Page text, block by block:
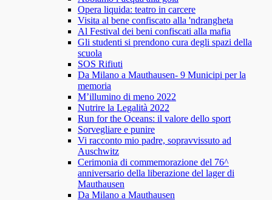
Opera liquida: teatro in carcere
Visita al bene confiscato alla 'ndrangheta
Al Festival dei beni confiscati alla mafia
Gli studenti si prendono cura degli spazi della
scuola
SOS Rifiuti
Da Milano a Mauthausen- 9 Municipi per la
memoria
M’illumino di meno 2022
Nutrire la Legalità 2022
Run for the Oceans: il valore dello sport
Sorvegliare e punire
Vi racconto mio padre, sopravvissuto ad
Auschwitz
Cerimonia di commemorazione del 76^
anniversario della liberazione del lager di
Mauthausen
Da Milano a Mauthausen